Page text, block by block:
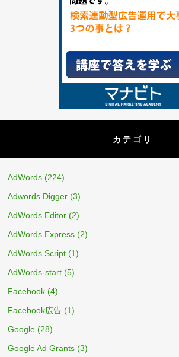
カテゴリ
AdWords (224)
Adwords Digger (3)
AdWords Editor (2)
AdWords Express (2)
AdWords Script (1)
AdWords-start (5)
Facebook (4)
Facebook広告 (1)
Google (28)
Google Ad Grants (3)